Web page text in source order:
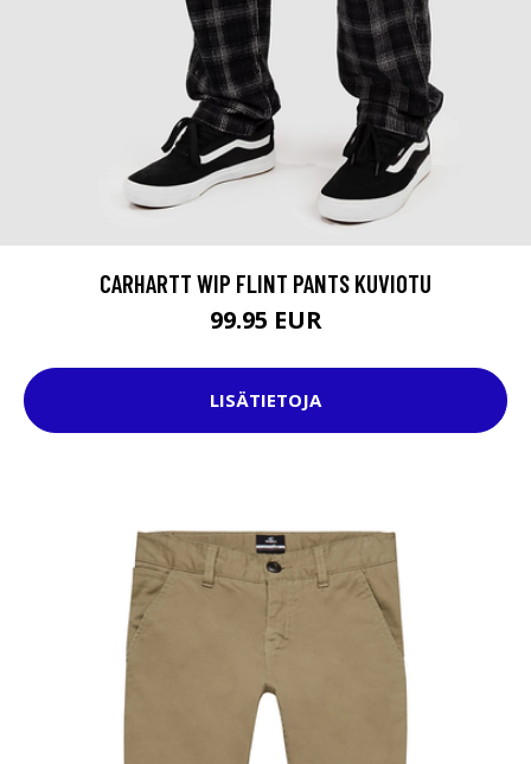
CARHARTT WIP FLINT PANTS KUVIOTU
99.95 EUR
LISÄTIETOJA